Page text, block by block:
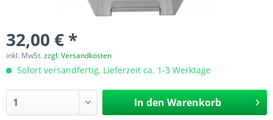
32,00 € *
inkl. MwSt.zzgl. Versandkosten
Sofort versandfertig, Lieferzeit ca. 1-3 Werktage
In den Warenkorb